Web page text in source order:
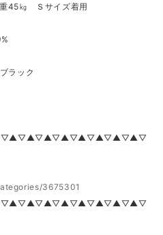
45㎏ Ｓサイズ着用
ラック
3675301